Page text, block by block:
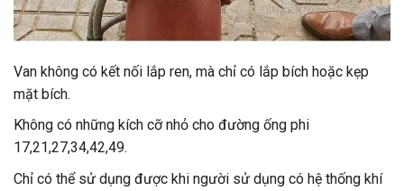
Van không có kết nối lắp ren, mà chỉ có lắp bích hoặc kẹp
mặt bích.
Không có những kích cỡ nhỏ cho đường ống phi
17,21,27,34,42,49.
Chỉ có thể sử dụng được khi người sử dụng có hệ thống khí